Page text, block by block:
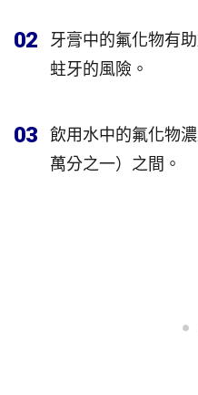
02
牙膏中的氟化物有
蛀牙的風險。
03
飲用水中的氟化物
萬分之一）之間。